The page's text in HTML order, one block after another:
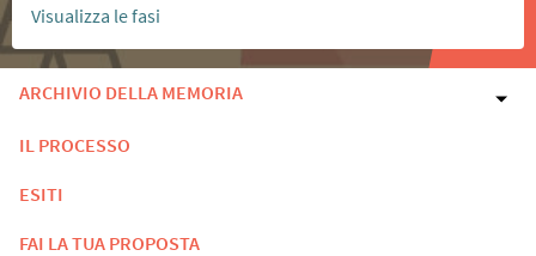
Visualizza le fasi
ARCHIVIO DELLA MEMORIA
IL PROCESSO
ESITI
FAI LA TUA PROPOSTA